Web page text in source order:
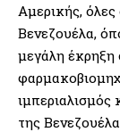
Αμερικής, όλες
Βενεζουέλα,
μεγάλη έκρηξη
της